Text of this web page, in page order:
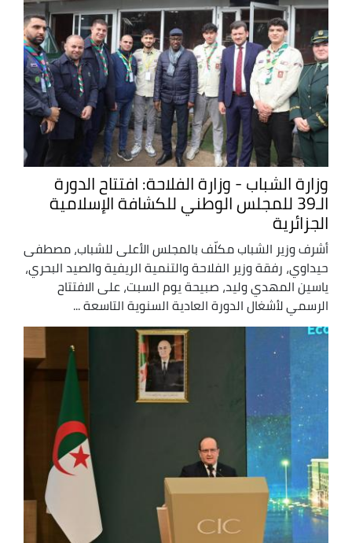
وزارة الشباب - وزارة الفلاحة: افتتاح الدورة
الـ39 للمجلس الوطني للكشافة الإسلامية
الجزائرية
أشرف وزير الشباب مكلّف بالمجلس الأعلى للشباب، مصطفى
حيداوي، رفقة وزير الفلاحة والتنمية الريفية والصيد البحري،
ياسين المهدي وليد، صبيحة يوم السبت، على الافتتاح
الرسمي لأشغال الدورة العادية السنوية التاسعة ...